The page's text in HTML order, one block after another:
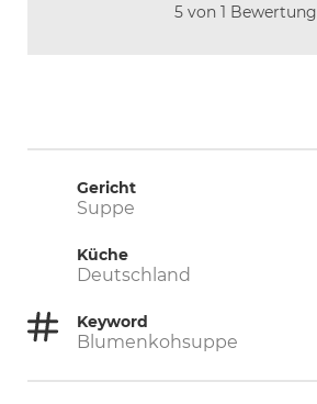
5 von 1 Bewertung
Gericht
Suppe
Küche
Deutschland
Keyword
Blumenkohsuppe